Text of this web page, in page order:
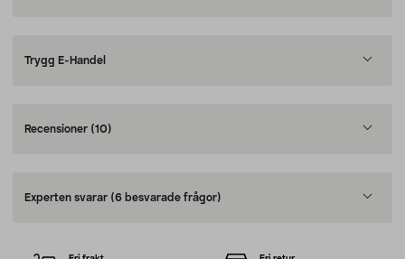
Trygg E-Handel
Recensioner (10)
Experten svarar (6 besvarade frågor)